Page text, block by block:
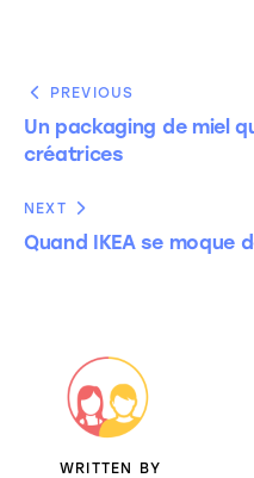
PREVIOUS
Un packaging de miel
créatrices
NEXT
Quand IKEA se moque
WRITTEN BY